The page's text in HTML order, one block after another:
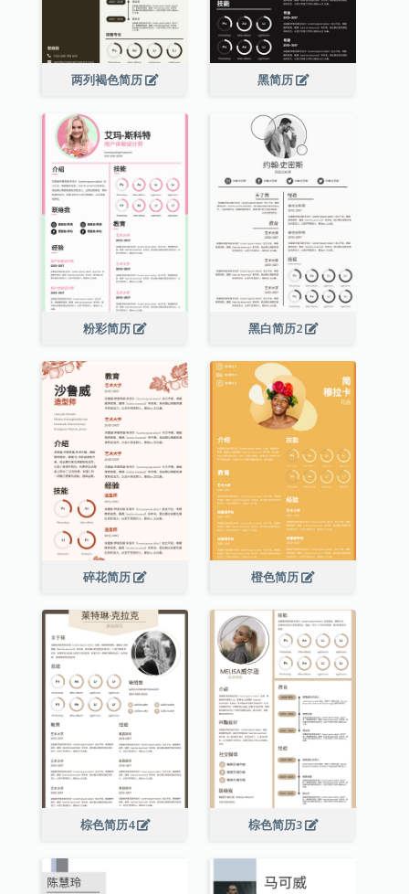
两列褐色简历 黑简历
粉彩简历 黑白简历2
碎花简历 橙色简历
棕色简历4 棕色简历3